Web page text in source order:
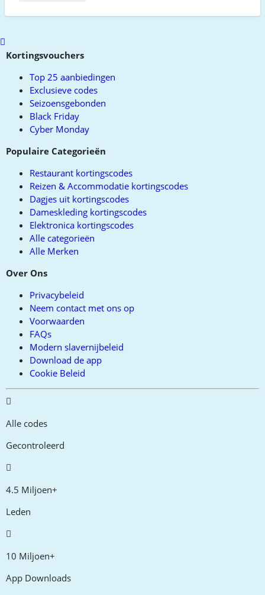
Scroll
toKortingsvouchers
Top 25 aanbiedingen
Exclusieve codes
Seizoensgebonden
Black Friday
Cyber Monday
Populaire Categorieën
Restaurant kortingscodes
Reizen & Accommodatie kortingscodes
Dagjes uit kortingscodes
Dameskleding kortingscodes
Elektronica kortingscodes
Alle categorieën
Alle Merken
Over Ons
Privacybeleid
Neem contact met ons op
Voorwaarden
FAQs
Modern slavernijbeleid
Download de app
Cookie Beleid
Alle codes
Gecontroleerd
4.5 Miljoen+
Leden
10 Miljoen+
App Downloads